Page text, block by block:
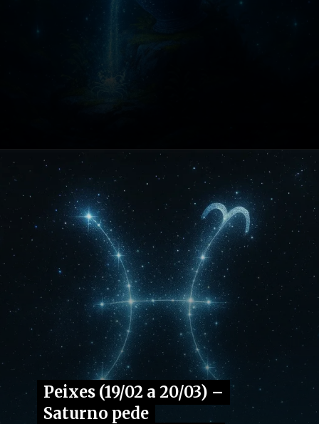
Opening https://fusne.com/vida
Peixes (19/02 a 20/03) –
Saturno pede
Peixes (19/02 a 20/03) –
Saturno pede